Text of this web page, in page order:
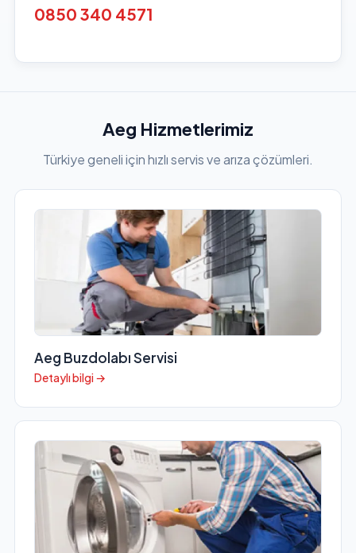
0850 340 4571
Aeg Hizmetlerimiz
Türkiye geneli için hızlı servis ve arıza çözümleri.
Aeg Buzdolabı Servisi
Detaylı bilgi →